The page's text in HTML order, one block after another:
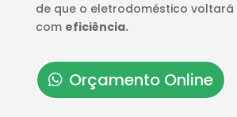
de que o eletrodoméstico voltará
com eficiência.
Orçamento Online